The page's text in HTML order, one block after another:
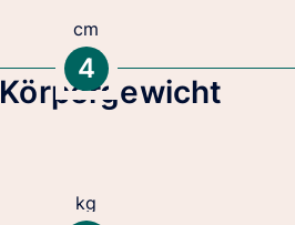
cm
4
kg